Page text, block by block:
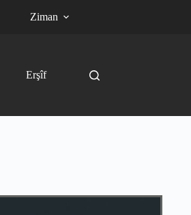
Ziman
Erşîf